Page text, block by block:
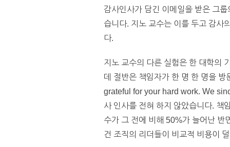
감사인사가 담긴 이메일을 받은 그
습니다. 지노 교수는 이를 두고 감사
다.
지노 교수의 다른 실험은 한 대학의
데 절반은 책임자가 한 명 한 명을
grateful for your hard work. We
사 인사를 전혀 하지 않았습니다. 책
수가 그 전에 비해 50%가 늘어난 반
건 조직의 리더들이 비교적 비용이